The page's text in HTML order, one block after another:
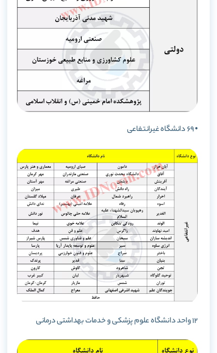
⦁ 69 دانشگاه غیرانتفاعی
12 واحد دانشگاه علوم پزشکی و خدمات بهداشتی درمانی